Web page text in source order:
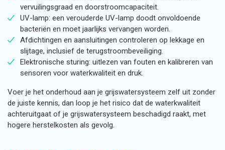
vervuilingsgraad en doorstroomcapaciteit.
UV-lamp: een verouderde UV-lamp doodt onvoldoende
bacteriën en moet jaarlijks vervangen worden.
Afdichtingen en aansluitingen controleren op lekkage en
slijtage, inclusief de terugstroombeveiliging.
Elektronische sturing: uitlezen van fouten en kalibreren van
sensoren voor waterkwaliteit en druk.
Voer je het onderhoud aan je grijswatersysteem zelf uit zonder
de juiste kennis, dan loop je het risico dat de waterkwaliteit
achteruitgaat of je grijswatersysteem beschadigd raakt, met
hogere herstelkosten als gevolg.